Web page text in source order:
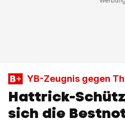
YB-Zeugnis gegen
Hattrick-
sich die